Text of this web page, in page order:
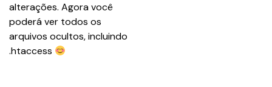
alterações. Agora você
poderá ver todos os
arquivos ocultos, incluindo
.htaccess